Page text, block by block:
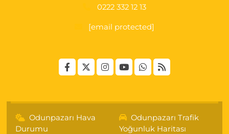
0222 332 12 13
[email protected]
Odunpazarı Hava
Durumu
Odunpazarı Trafik
Yoğunluk Haritası